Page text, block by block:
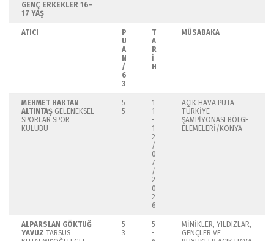
GENÇ ERKEKLER 16-
17 YAŞ
ATICI
P
U
A
N
/
6
3
T
A
R
İ
H
MÜSABAKA
MEHMET HAKTAN
ALTINTAŞ GELENEKSEL
SPORLAR SPOR
KULÜBÜ
5
5
1
1
-
1
2
/
0
7
/
2
0
2
6
AÇIK HAVA PUTA
TÜRKİYE
ŞAMPİYONASI BÖLGE
ELEMELERİ/KONYA
ALPARSLAN GÖKTUĞ
YAVUZ TARSUS
5
3
5
-
MİNİKLER, YILDIZLAR,
GENÇLER VE